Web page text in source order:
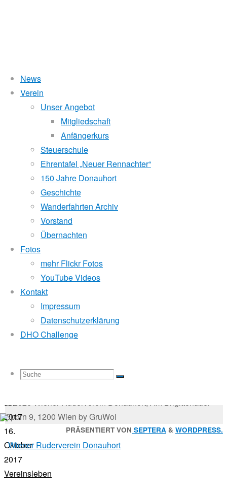
News
Verein
Unser Angebot
Mitgliedschaft
Anfängerkurs
Steuerschule
Ehrentafel „Neuer Rennachter“
150 Jahre Donauhort
Geschichte
Wanderfahrten Archiv
Vorstand
Übernachten
Fotos
mehr Flickr Fotos
YouTube Videos
Kontakt
Impressum
Datenschutzerklärung
DHO Challenge
Suche
Suchen
Suche
Jahre
Donauhort:
Donauauffahrt,
Bootstaufe
Jubiläumsbankett
Juli
2017
16.
Oktober
2017
Vereinsleben
Wasserstand Donau
Liegt der Wasserstand in Korneuburg (KORN)
beim Donauhort nicht gerudert.
Pegelstände (DoRIS)
Seichtstellen
Schleusenstatus
Windfinder Kuchelauer Hafen
Mitglied der
Godfrey Donauhort Club Kit
Sternfahrten Archiv-
Ruderlinks-
Suchen
© 2026 Wiener Ruderverein Donauhort, Am Brigittenauer
Sporn 9, 1200 Wien by GruWol
PRÄSENTIERT VON SEPTERA & WORDPRESS.
Zurück
nach
oben